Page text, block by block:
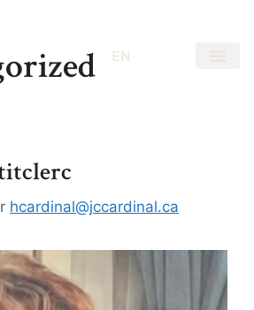
EN
hcardinal@jccardinal.ca